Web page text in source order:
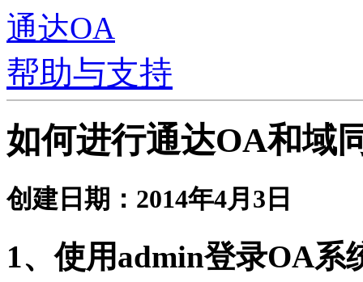
通达OA
帮助与支持
如何进行通达OA和域
创建日期：2014年4月3日
1、使用admin登录OA系